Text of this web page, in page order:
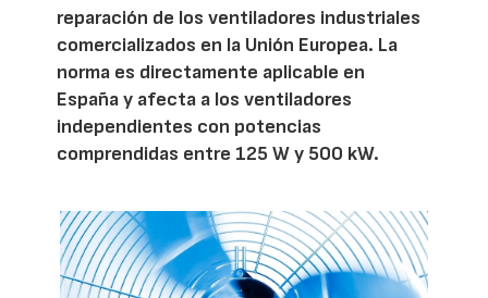
reparación de los ventiladores industriales
comercializados en la Unión Europea. La
norma es directamente aplicable en
España y afecta a los ventiladores
independientes con potencias
comprendidas entre 125 W y 500 kW.